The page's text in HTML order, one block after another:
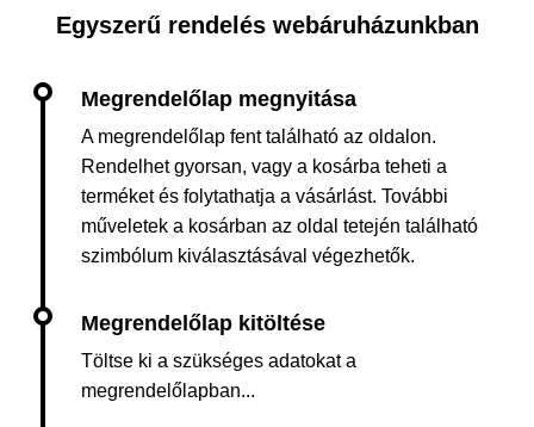
Egyszerű rendelés webáruházunkban
A megrendelőlap fent található az oldalon.
Rendelhet gyorsan, vagy a kosárba teheti a
terméket és folytathatja a vásárlást. További
műveletek a kosárban az oldal tetején található
szimbólum kiválasztásával végezhetők.
Töltse ki a szükséges adatokat a
megrendelőlapban...